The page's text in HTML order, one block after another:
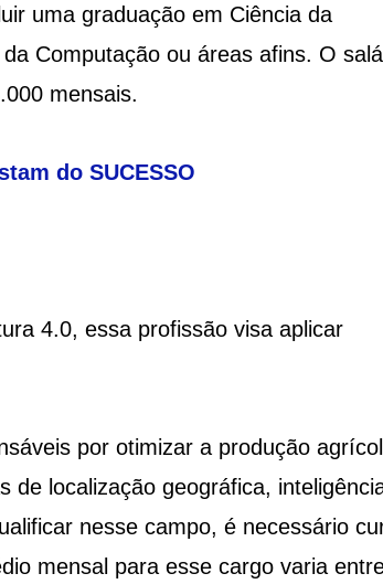
uma graduação em Ciência da
Computação ou áreas afins. O
mensais.
do SUCESSO
4.0, essa profissão visa aplicar
por otimizar a produção
de localização geográfica,
nesse campo, é necessário
mensal para esse cargo varia